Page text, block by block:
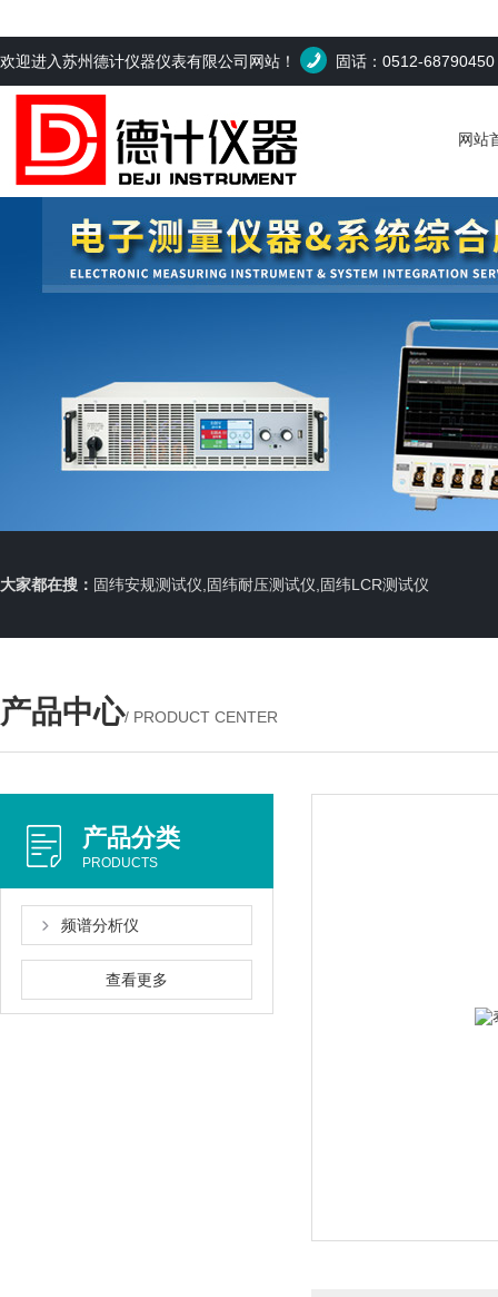
欢迎进入苏州德计仪器仪表有限公司网站！ 固话：0512-68790450
网站
大家都在搜： 固纬安规测试仪,固纬耐压测试仪,固纬LCR测试仪
产品中心/ PRODUCT CENTER
产品分类
PRODUCTS
频谱分析仪
查看更多